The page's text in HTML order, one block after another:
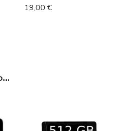
Lecteur carte Micro SD compatible iPhone Android
19,00 €